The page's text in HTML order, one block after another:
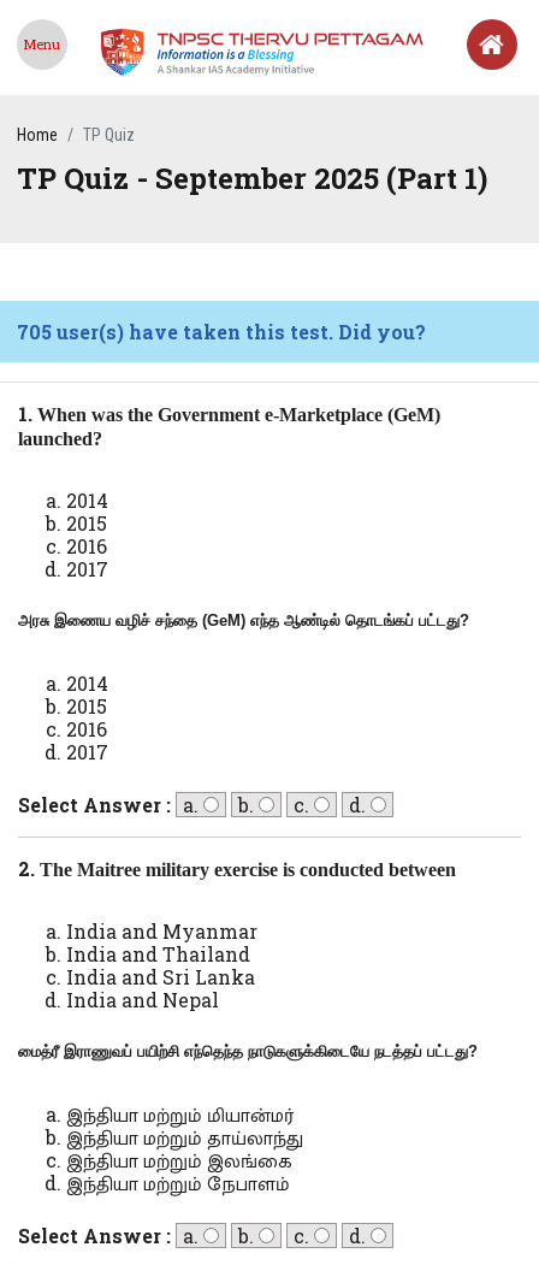
Menu
Home TP Quiz
TP Quiz - September 2025 (Part 1)
705 user(s) have taken this test. Did you?
1.When was the Government e-Marketplace (GeM)
launched?
2014
2015
2016
2017
அரசு இணைய வழிச் சந்தை (GeM)எந்த ஆண்டில் தொடங்கப் பட்டது?
2014
2015
2016
2017
Select Answer : a. b. c. d.
2.The Maitree military exercise is conducted between
India and Myanmar
India and Thailand
India and Sri Lanka
India and Nepal
மைத்ரீ இராணுவப் பயிற்சி எந்தெந்த நாடுகளுக்கிடையே நடத்தப் பட்டது?
இந்தியா மற்றும் மியான்மர்
இந்தியா மற்றும் தாய்லாந்து
இந்தியா மற்றும் இலங்கை
இந்தியா மற்றும் நேபாளம்
Select Answer : a. b. c. d.